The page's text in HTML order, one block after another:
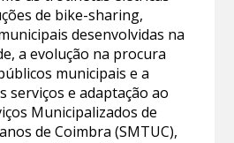
de bike-sharing,
desenvolvidas na
a evolução na procura
municipais e a
serviços e adaptação ao
Municipalizados de
de Coimbra (SMTUC),